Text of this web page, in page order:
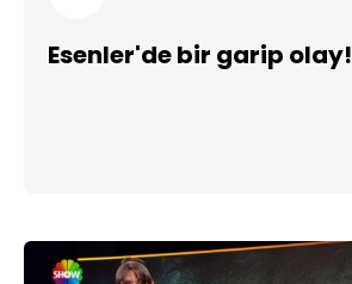
Esenler'de bir garip olay!